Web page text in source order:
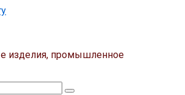
изделия, промышленное